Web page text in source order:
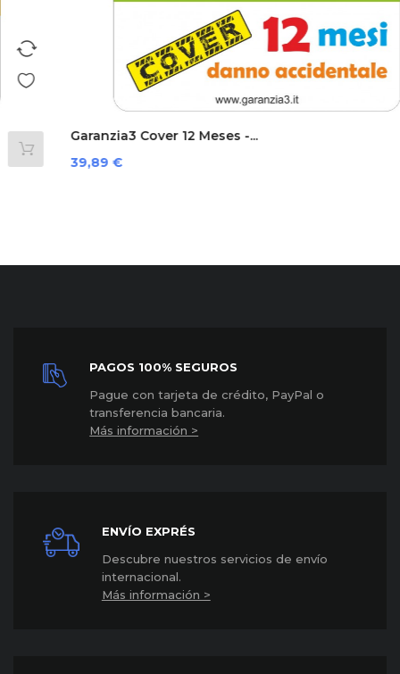
Garanzia3 Cover 12 Meses -...
PAGOS 100% SEGUROS
Pague con tarjeta de crédito, PayPal o
transferencia bancaria.
Más información >
ENVÍO EXPRÉS
Descubre nuestros servicios de envío
internacional.
Más información >